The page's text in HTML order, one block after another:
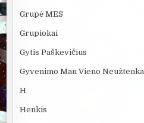
Grupė MES
Grupiokai
Gytis Paškevičius
Gyvenimo Man Vieno Neužtenka
H
Henkis